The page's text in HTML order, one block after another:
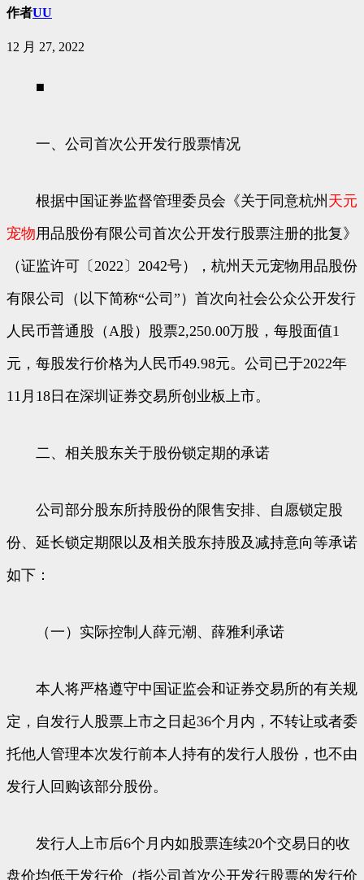
作者UU
12 月 27, 2022
■
一、公司首次公开发行股票情况
根据中国证券监督管理委员会《关于同意杭州 天元
宠物用品股份有限公司首次公开发行股票注册的批复》
（证监许可〔2022〕2042号），杭州天元宠物用品股份
有限公司（以下简称“公司”）首次向社会公众公开发行
人民币普通股（A股）股票2,250.00万股，每股面值1
元，每股发行价格为人民币49.98元。公司已于2022年
11月18日在深圳证券交易所创业板上市。
二、相关股东关于股份锁定期的承诺
公司部分股东所持股份的限售安排、自愿锁定股
份、延长锁定期限以及相关股东持股及减持意向等承诺
如下：
（一）实际控制人薛元潮、薛雅利承诺
本人将严格遵守中国证监会和证券交易所的有关规
定，自发行人股票上市之日起36个月内，不转让或者委
托他人管理本次发行前本人持有的发行人股份，也不由
发行人回购该部分股份。
发行人上市后6个月内如股票连续20个交易日的收
盘价均低于发行价（指公司首次公开发行股票的发行价